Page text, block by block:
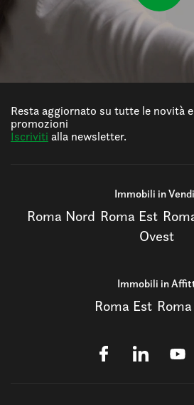
Resta aggiornato su tutte le novità e
promozioni
Iscriviti alla newsletter.
Immobili in
Roma Nord Roma Est
Ovest
Immobili in
Roma Est